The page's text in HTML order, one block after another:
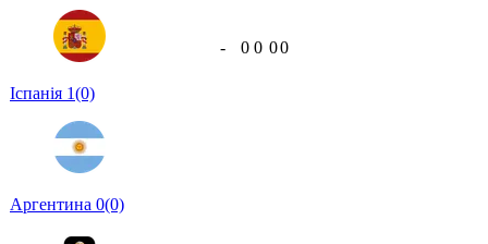
Іспанія 1(0)
Аргентина 0(0)
- 0 0 00